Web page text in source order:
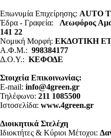
Επωνυμία Επιχείρησης: AUTO
Έδρα - Γραφεία: Λεωφόρος
141 22
Νομική Μορφή: ΕΚΔΟΤΙΚΗ
Α.Φ.Μ.: 998384177
Δ.Ο.Υ.: ΚΕΦΟΔΕ
Στοιχεία Επικοινωνίας:
E-mail: info@4green.gr
Τηλέφωνο: 211 1085500
Ιστοσελίδα: www.4green.gr
Διοικητικά Στελέχη
Ιδιοκτήτες & Κύριοι Μέτοχοι: